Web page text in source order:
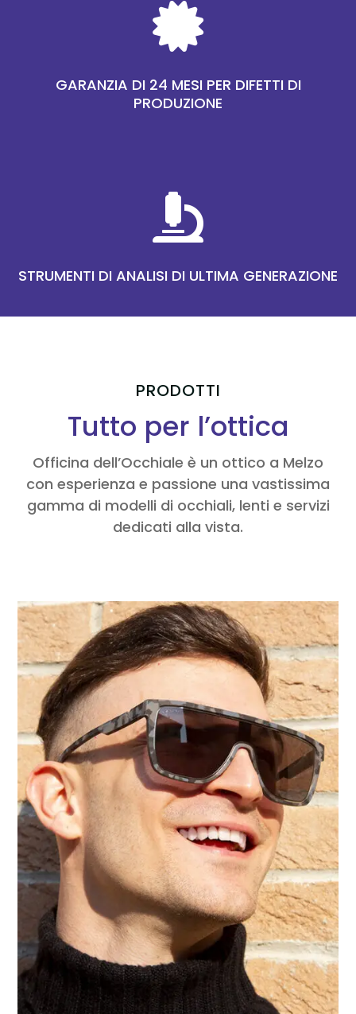

GARANZIA DI 24 MESI PER DIFETTI DI
PRODUZIONE

STRUMENTI DI ANALISI DI ULTIMA GENERAZIONE
PRODOTTI
Tutto per l’ottica
Officina dell’Occhiale è un ottico a Melzo
con esperienza e passione una vastissima
gamma di modelli di occhiali, lenti e servizi
dedicati alla vista.